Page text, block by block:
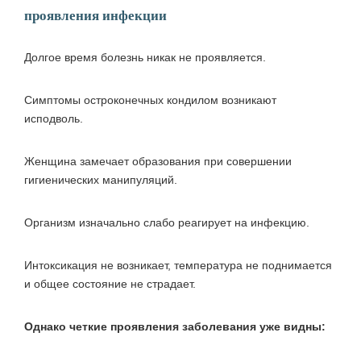
проявления инфекции
Долгое время болезнь никак не проявляется.
Симптомы остроконечных кондилом возникают
исподволь.
Женщина замечает образования при совершении
гигиенических манипуляций.
Организм изначально слабо реагирует на инфекцию.
Интоксикация не возникает, температура не поднимается
и общее состояние не страдает.
Однако четкие проявления заболевания уже видны: